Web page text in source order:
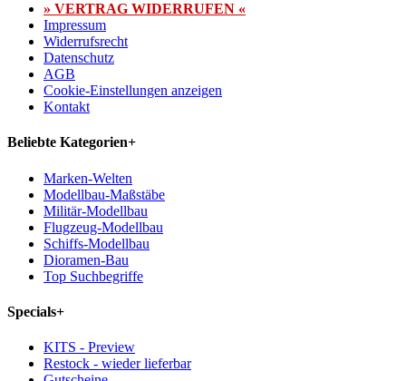
» VERTRAG WIDERRUFEN «
Impressum
Widerrufsrecht
Datenschutz
AGB
Cookie-Einstellungen anzeigen
Kontakt
Beliebte Kategorien+
Marken-Welten
Modellbau-Maßstäbe
Militär-Modellbau
Flugzeug-Modellbau
Schiffs-Modellbau
Dioramen-Bau
Top Suchbegriffe
Specials+
KITS - Preview
Restock - wieder lieferbar